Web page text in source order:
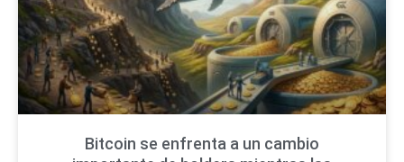
Bitcoin se enfrenta a un cambio